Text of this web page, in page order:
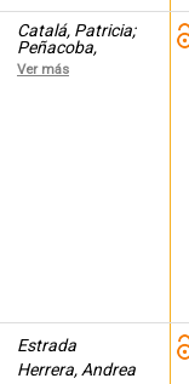
Catalá, Patricia;
Peñacoba,
Cecilia; López
Roig, Sofía;
Ver más
Estrada
Herrera, Andrea